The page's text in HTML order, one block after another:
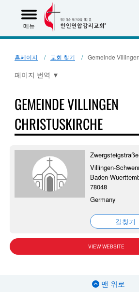
메뉴
홈페이지 교회 찾기 Gemeinde
페이지 번역 ▼
GEMEINDE VILLINGEN
CHRISTUSKIRCHE
Villingen-
Baden-
78048
Germany
길찾기
VIEW WEBSITE
맨 위로